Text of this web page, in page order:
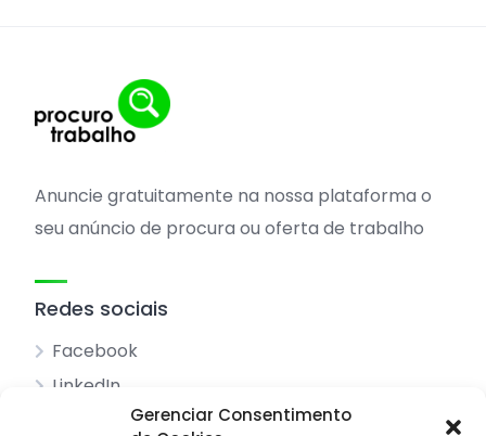
Gerenciar Consentimento
Anuncie gratuitamente na nossa plataforma o
seu anúncio de procura ou oferta de trabalho
Redes sociais
Facebook
LinkedIn